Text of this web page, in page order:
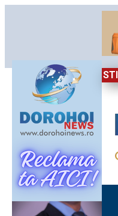
„Grigore Ghica”